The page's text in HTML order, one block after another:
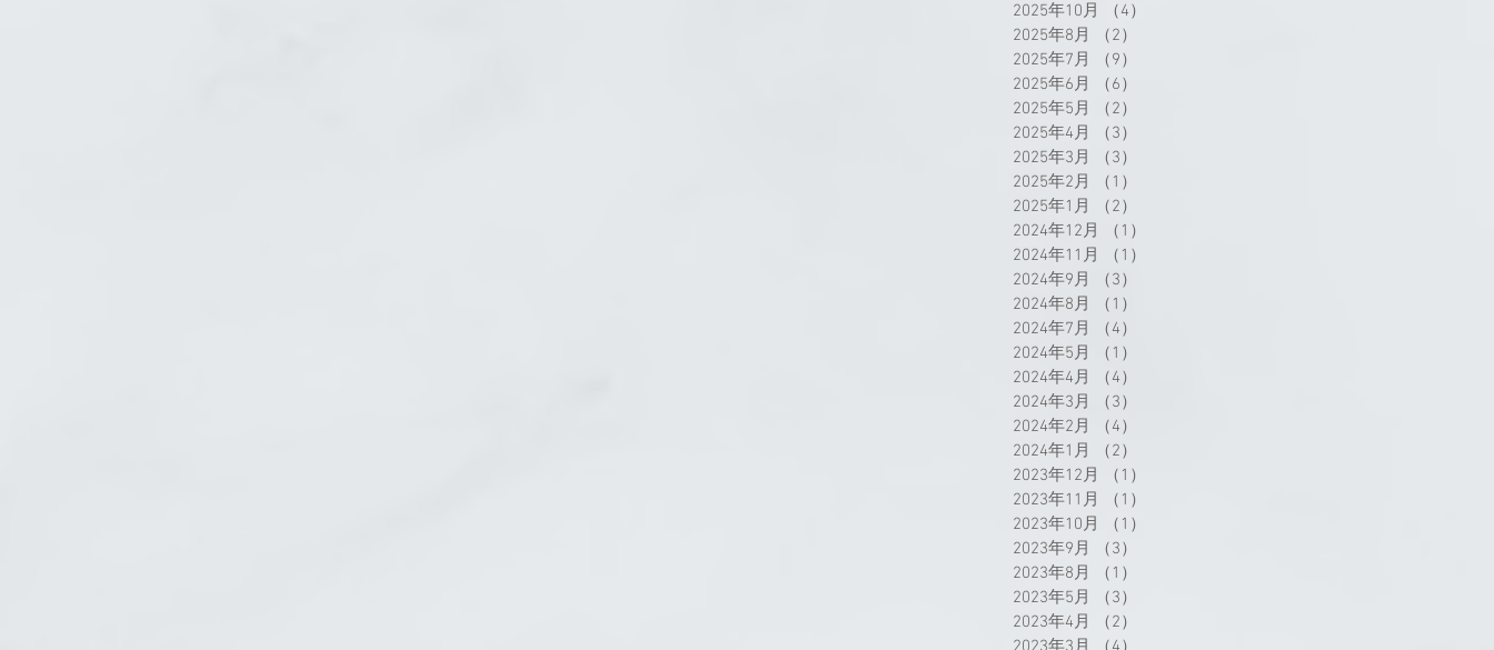
2025年10月
（4）
2025年8月
（2）
2025年7月
（9）
2025年6月
（6）
2025年5月
（2）
2025年4月
（3）
2025年3月
（3）
2025年2月
（1）
2025年1月
（2）
2024年12月
（1）
2024年11月
（1）
2024年9月
（3）
2024年8月
（1）
2024年7月
（4）
2024年5月
（1）
2024年4月
（4）
2024年3月
（3）
2024年2月
（4）
2024年1月
（2）
2023年12月
（1）
2023年11月
（1）
2023年10月
（1）
2023年9月
（3）
2023年8月
（1）
2023年5月
（3）
2023年4月
（2）